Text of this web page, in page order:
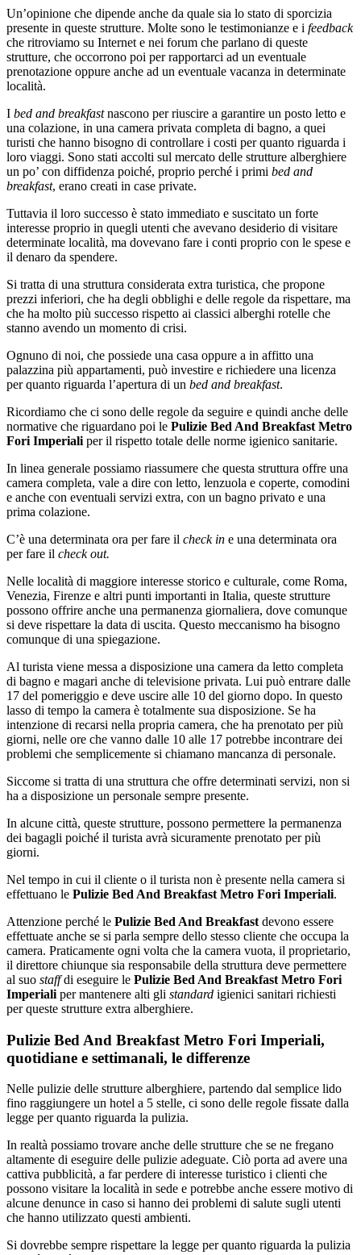
Un’opinione che dipende anche da quale sia lo stato di sporcizia
presente in queste strutture. Molte sono le testimonianze e i feedback
che ritroviamo su Internet e nei forum che parlano di queste
strutture, che occorrono poi per rapportarci ad un eventuale
prenotazione oppure anche ad un eventuale vacanza in determinate
località.
I bed and breakfastnascono per riuscire a garantire un posto letto e
una colazione, in una camera privata completa di bagno, a quei
turisti che hanno bisogno di controllare i costi per quanto riguarda i
loro viaggi. Sono stati accolti sul mercato delle strutture alberghiere
un po’ con diffidenza poiché, proprio perché i primi bed and
breakfast, erano creati in case private.
Tuttavia il loro successo è stato immediato e suscitato un forte
interesse proprio in quegli utenti che avevano desiderio di visitare
determinate località, ma dovevano fare i conti proprio con le spese e
il denaro da spendere.
Si tratta di una struttura considerata extra turistica, che propone
prezzi inferiori, che ha degli obblighi e delle regole da rispettare, ma
che ha molto più successo rispetto ai classici alberghi rotelle che
stanno avendo un momento di crisi.
Ognuno di noi, che possiede una casa oppure a in affitto una
palazzina più appartamenti, può investire e richiedere una licenza
per quanto riguarda l’apertura di un bed and breakfast.
Ricordiamo che ci sono delle regole da seguire e quindi anche delle
normative che riguardano poi le Pulizie Bed And Breakfast Metro
Fori Imperiali per il rispetto totale delle norme igienico sanitarie.
In linea generale possiamo riassumere che questa struttura offre una
camera completa, vale a dire con letto, lenzuola e coperte, comodini
e anche con eventuali servizi extra, con un bagno privato e una
prima colazione.
C’è una determinata ora per fare il check in e una determinata ora
per fare il check out.
Nelle località di maggiore interesse storico e culturale, come Roma,
Venezia, Firenze e altri punti importanti in Italia, queste strutture
possono offrire anche una permanenza giornaliera, dove comunque
si deve rispettare la data di uscita. Questo meccanismo ha bisogno
comunque di una spiegazione.
Al turista viene messa a disposizione una camera da letto completa
di bagno e magari anche di televisione privata. Lui può entrare dalle
17 del pomeriggio e deve uscire alle 10 del giorno dopo. In questo
lasso di tempo la camera è totalmente sua disposizione. Se ha
intenzione di recarsi nella propria camera, che ha prenotato per più
giorni, nelle ore che vanno dalle 10 alle 17 potrebbe incontrare dei
problemi che semplicemente si chiamano mancanza di personale.
Siccome si tratta di una struttura che offre determinati servizi, non si
ha a disposizione un personale sempre presente.
In alcune città, queste strutture, possono permettere la permanenza
dei bagagli poiché il turista avrà sicuramente prenotato per più
giorni.
Nel tempo in cui il cliente o il turista non è presente nella camera si
effettuano le Pulizie Bed And Breakfast Metro Fori Imperiali.
Attenzione perché le Pulizie Bed And Breakfast devono essere
effettuate anche se si parla sempre dello stesso cliente che occupa la
camera. Praticamente ogni volta che la camera vuota, il proprietario,
il direttore chiunque sia responsabile della struttura deve permettere
al suo staffdi eseguire le Pulizie Bed And Breakfast Metro Fori
Imperiali per mantenere alti gli standard igienici sanitari richiesti
per queste strutture extra alberghiere.
Pulizie Bed And Breakfast Metro Fori Imperiali,
quotidiane e settimanali, le differenze
Nelle pulizie delle strutture alberghiere, partendo dal semplice lido
fino raggiungere un hotel a 5 stelle, ci sono delle regole fissate dalla
legge per quanto riguarda la pulizia.
In realtà possiamo trovare anche delle strutture che se ne fregano
altamente di eseguire delle pulizie adeguate. Ciò porta ad avere una
cattiva pubblicità, a far perdere di interesse turistico i clienti che
possono visitare la località in sede e potrebbe anche essere motivo di
alcune denunce in caso si hanno dei problemi di salute sugli utenti
che hanno utilizzato questi ambienti.
Si dovrebbe sempre rispettare la legge per quanto riguarda la pulizia